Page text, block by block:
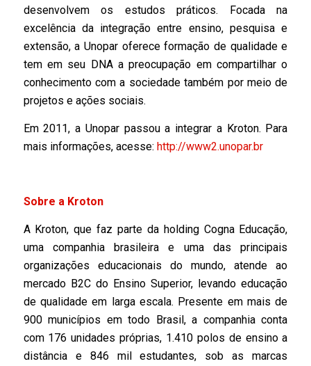
desenvolvem os estudos práticos. Focada na
excelência da integração entre ensino, pesquisa e
extensão, a Unopar oferece formação de qualidade e
tem em seu DNA a preocupação em compartilhar o
conhecimento com a sociedade também por meio de
projetos e ações sociais.
Em 2011, a Unopar passou a integrar a Kroton. Para
mais informações, acesse: http://www2.unopar.br
Sobre a Kroton
A Kroton, que faz parte da holding Cogna Educação,
uma companhia brasileira e uma das principais
organizações educacionais do mundo, atende ao
mercado B2C do Ensino Superior, levando educação
de qualidade em larga escala. Presente em mais de
900 municípios em todo Brasil, a companhia conta
com 176 unidades próprias, 1.410 polos de ensino a
distância e 846 mil estudantes, sob as marcas